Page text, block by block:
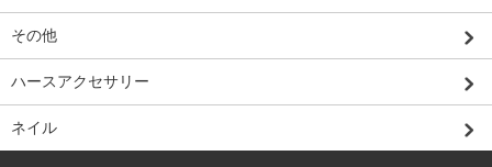
その他
ハースアクセサリー
ネイル